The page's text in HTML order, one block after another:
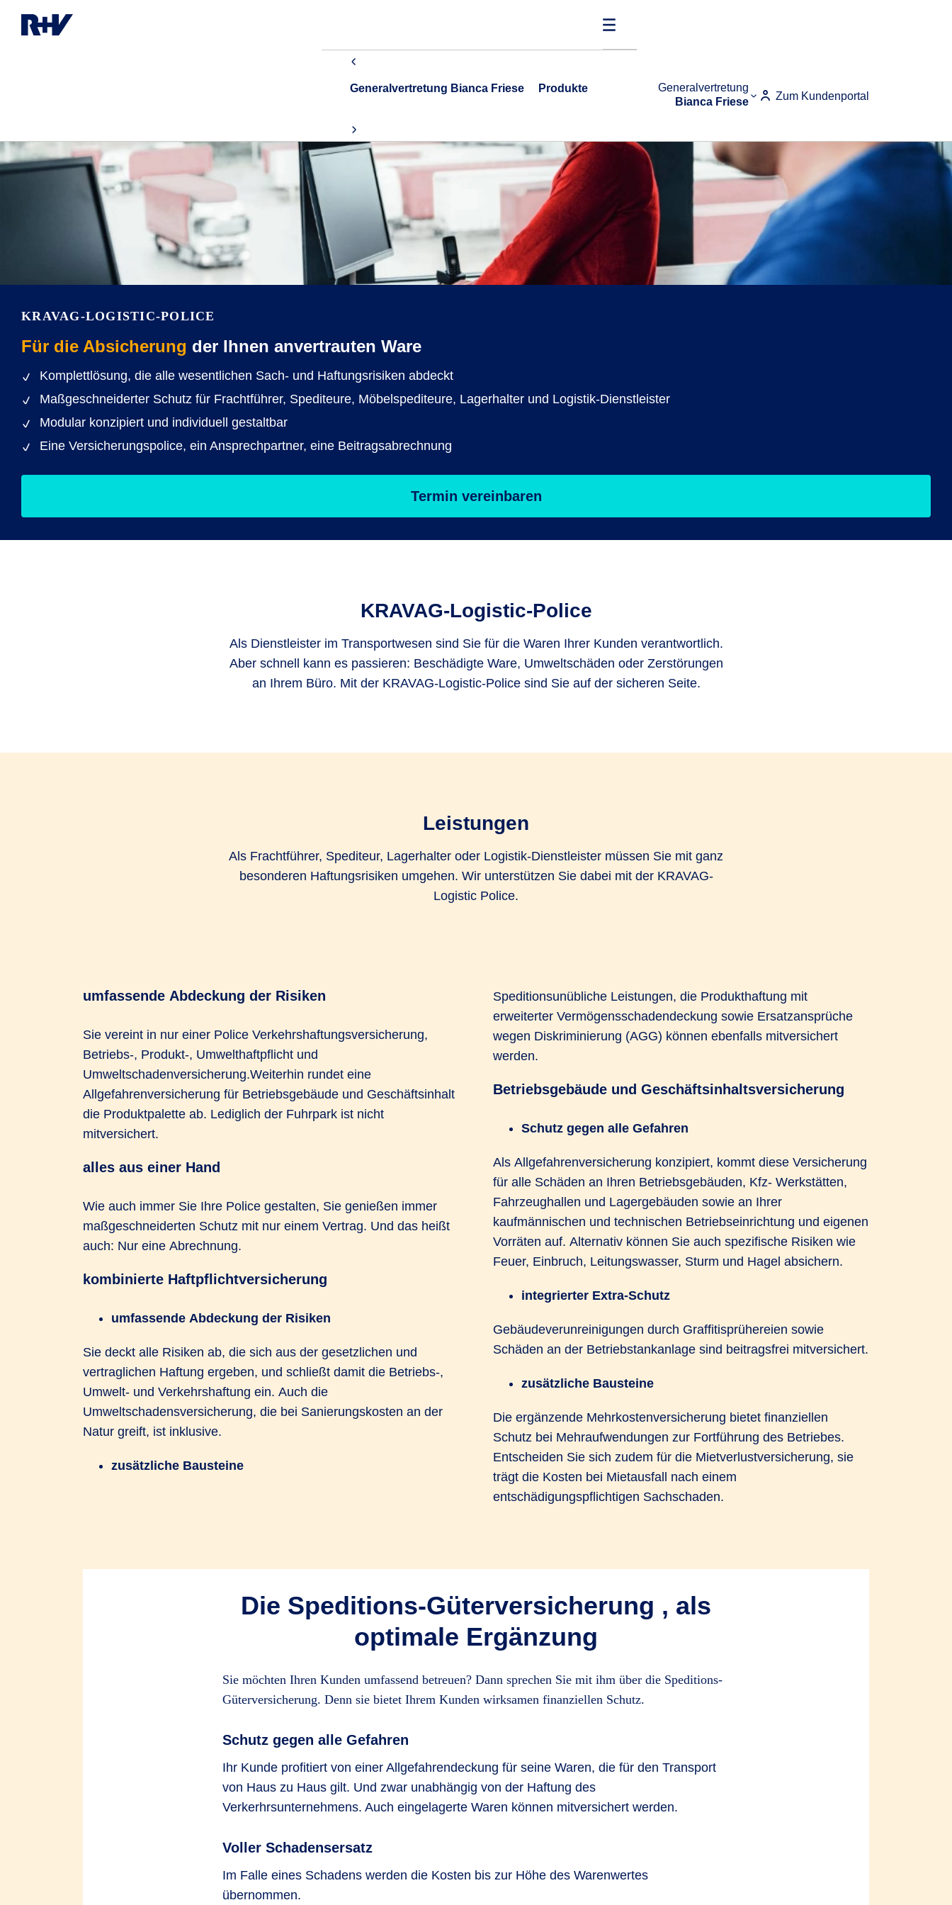
Generalvertretung
Bianca Friese
Zum Kundenportal
Generalvertretung Bianca Friese Produkte
KRAVAG-LOGISTIC-POLICE
Für die Absicherung der Ihnen anvertrauten Ware
Komplettlösung, die alle wesentlichen Sach- und Haftungsrisiken abdeckt
Maßgeschneiderter Schutz für Frachtführer, Spediteure, Möbelspediteure, Lagerhalter und Logistik-Dienstleister
Modular konzipiert und individuell gestaltbar
Eine Versicherungspolice, ein Ansprechpartner, eine Beitragsabrechnung
Termin vereinbaren
KRAVAG-Logistic-Police
Als Dienstleister im Transportwesen sind Sie für die Waren Ihrer Kunden verantwortlich.
Aber schnell kann es passieren: Beschädigte Ware, Umweltschäden oder Zerstörungen
an Ihrem Büro. Mit der KRAVAG-Logistic-Police sind Sie auf der sicheren Seite.
Leistungen
Als Frachtführer, Spediteur, Lagerhalter oder Logistik-Dienstleister müssen Sie mit ganz
besonderen Haftungsrisiken umgehen. Wir unterstützen Sie dabei mit der KRAVAG-
Logistic Police.
umfassende Abdeckung der Risiken
Sie vereint in nur einer Police Verkehrshaftungsversicherung,
Betriebs-, Produkt-, Umwelthaftpflicht und
Umweltschadenversicherung.Weiterhin rundet eine
Allgefahrenversicherung für Betriebsgebäude und Geschäftsinhalt
die Produktpalette ab. Lediglich der Fuhrpark ist nicht
mitversichert.
alles aus einer Hand
Wie auch immer Sie Ihre Police gestalten, Sie genießen immer
maßgeschneiderten Schutz mit nur einem Vertrag. Und das heißt
auch: Nur eine Abrechnung.
kombinierte Haftpflichtversicherung
umfassende Abdeckung der Risiken
Sie deckt alle Risiken ab, die sich aus der gesetzlichen und
vertraglichen Haftung ergeben, und schließt damit die Betriebs-,
Umwelt- und Verkehrshaftung ein. Auch die
Umweltschadensversicherung, die bei Sanierungskosten an der
Natur greift, ist inklusive.
zusätzliche Bausteine
Speditionsunübliche Leistungen, die Produkthaftung mit
erweiterter Vermögensschadendeckung sowie Ersatzansprüche
wegen Diskriminierung (AGG) können ebenfalls mitversichert
werden.
Betriebsgebäude und Geschäftsinhaltsversicherung
Schutz gegen alle Gefahren
Als Allgefahrenversicherung konzipiert, kommt diese Versicherung
für alle Schäden an Ihren Betriebsgebäuden, Kfz- Werkstätten,
Fahrzeughallen und Lagergebäuden sowie an Ihrer
kaufmännischen und technischen Betriebseinrichtung und eigenen
Vorräten auf. Alternativ können Sie auch spezifische Risiken wie
Feuer, Einbruch, Leitungswasser, Sturm und Hagel absichern.
integrierter Extra-Schutz
Gebäudeverunreinigungen durch Graffitisprühereien sowie
Schäden an der Betriebstankanlage sind beitragsfrei mitversichert.
zusätzliche Bausteine
Die ergänzende Mehrkostenversicherung bietet finanziellen
Schutz bei Mehraufwendungen zur Fortführung des Betriebes.
Entscheiden Sie sich zudem für die Mietverlustversicherung, sie
trägt die Kosten bei Mietausfall nach einem
entschädigungspflichtigen Sachschaden.
Die Speditions-Güterversicherung , als
optimale Ergänzung
Sie möchten Ihren Kunden umfassend betreuen? Dann sprechen Sie mit ihm über die Speditions-
Güterversicherung. Denn sie bietet Ihrem Kunden wirksamen finanziellen Schutz.
Schutz gegen alle Gefahren
Ihr Kunde profitiert von einer Allgefahrendeckung für seine Waren, die für den Transport
von Haus zu Haus gilt. Und zwar unabhängig von der Haftung des
Verkerhrsunternehmens. Auch eingelagerte Waren können mitversichert werden.
Voller Schadensersatz
Im Falle eines Schadens werden die Kosten bis zur Höhe des Warenwertes
übernommen.